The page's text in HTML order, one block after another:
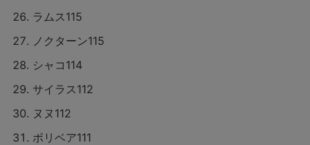
ラムス115
ノクターン115
シャコ114
サイラス112
ヌヌ112
ボリベア111